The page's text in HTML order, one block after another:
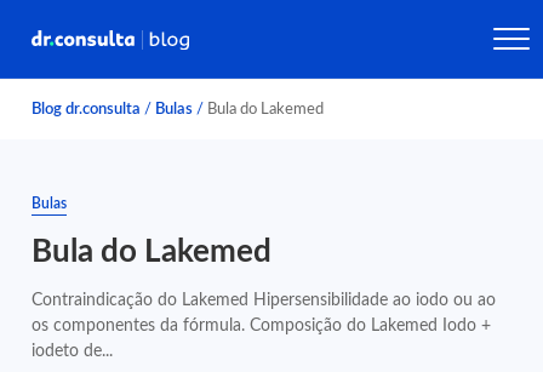
Blog dr.consulta / Bulas / Bula do Lakemed
Bulas
Bula do Lakemed
Contraindicação do Lakemed Hipersensibilidade ao iodo ou ao
os componentes da fórmula. Composição do Lakemed Iodo +
iodeto de...